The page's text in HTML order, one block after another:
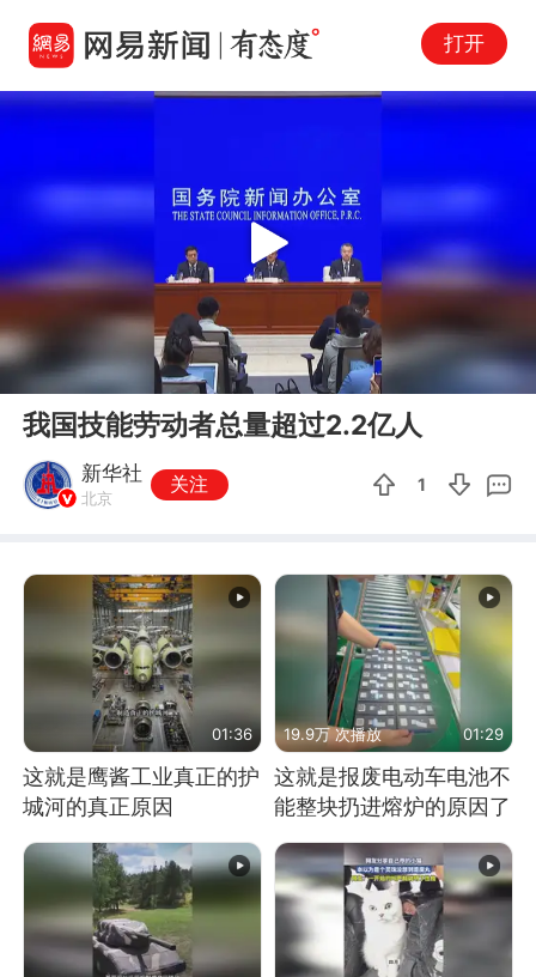
打开
00:00
Play
我国技能劳动者总量超过2.2亿人
新华社
北京
关注 1
01:36
这就是鹰酱工业真正的护
城河的真正原因
19.9万 次播放 01:29
这就是报废电动车电池不
能整块扔进熔炉的原因了